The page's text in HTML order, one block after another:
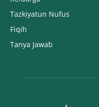
Tazkiyatun Nufus
Fiqih
Tanya Jawab